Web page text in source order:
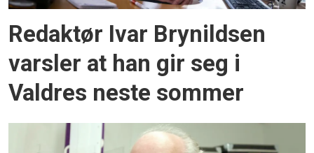
Redaktør Ivar Brynildsen
varsler at han gir seg i
Valdres neste sommer